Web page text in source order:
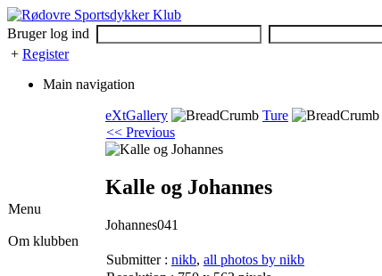
Bruger log ind
+ Register
Main navigation
Menu
Om klubben
eXtGallery Ture
<< Previous
Kalle og Johannes
Johannes041
Submitter : nikb, all photos by nikb